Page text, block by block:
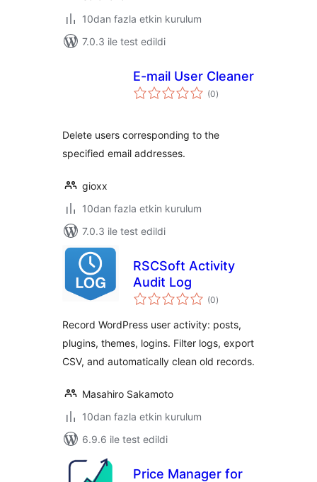
10dan fazla etkin kurulum
7.0.3 ile test edildi
E-mail User Cleaner
(0toplam
puan
)
Delete users corresponding to the
specified email addresses.
gioxx
10dan fazla etkin kurulum
7.0.3 ile test edildi
RSCSoft Activity
Audit Log
(0toplam
puan
)
Record WordPress user activity: posts,
plugins, themes, logins. Filter logs, export
CSV, and automatically clean old records.
Masahiro Sakamoto
10dan fazla etkin kurulum
6.9.6 ile test edildi
Price Manager for